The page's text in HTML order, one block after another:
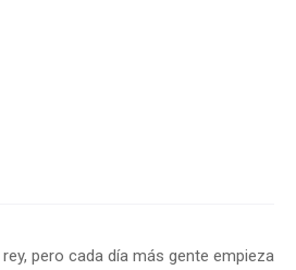
pero cada día más gente empieza